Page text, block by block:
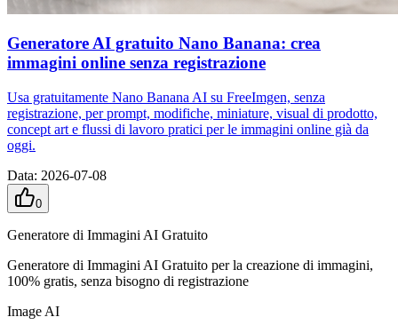
Generatore AI gratuito Nano Banana: crea
immagini online senza registrazione
Usa gratuitamente Nano Banana AI su FreeImgen, senza
registrazione, per prompt, modifiche, miniature, visual di prodotto,
concept art e flussi di lavoro pratici per le immagini online già da
oggi.
Data: 2026-07-08
0
Generatore di Immagini AI Gratuito
Generatore di Immagini AI Gratuito per la creazione di immagini,
100% gratis, senza bisogno di registrazione
Image AI